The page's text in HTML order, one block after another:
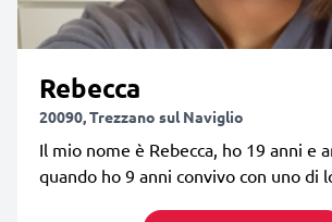
Rebecca
20090, Trezzano sul Naviglio
Il mio nome è Rebecca, ho 19 anni e
quando ho 9 anni convivo con uno di